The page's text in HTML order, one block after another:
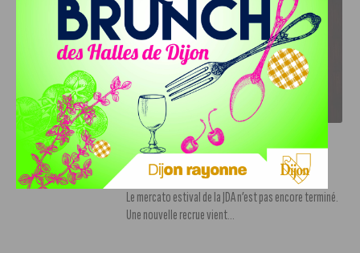
LE DFCO DÉVOILE SES NOUVEAUX MAILLOTS POUR LA
SAISON 2026-2027
INFOS, SPORT
Nouvelle arrivée à la JDA Basket,
Shevon Thompson est dijonnais
Le mercato estival de la JDA n’est pas encore terminé.
Une nouvelle recrue vient...